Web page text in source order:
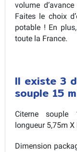
volume
Faites le choix
potable ! En
toute la France.
Il existe 3
souple 15
Citerne souple
longueur 5,75m
Dimension